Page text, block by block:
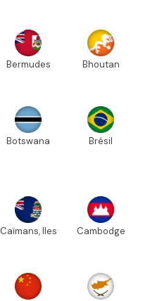
Bermudes Bhoutan
Botswana Brésil
Caïmans, Iles Cambodge